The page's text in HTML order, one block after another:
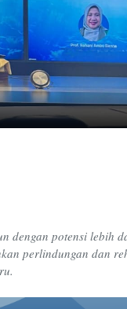
dengan potensi lebih
perlindungan dan